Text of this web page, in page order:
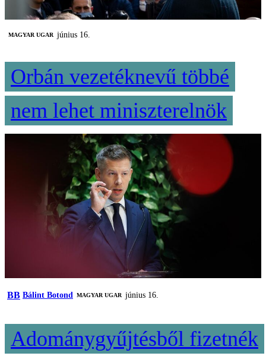
MAGYAR UGAR június 16.
Orbán vezetéknevű többé
nem lehet miniszterelnök
BB Bálint Botond MAGYAR UGAR június 16.
Adománygyűjtésből fizetnék